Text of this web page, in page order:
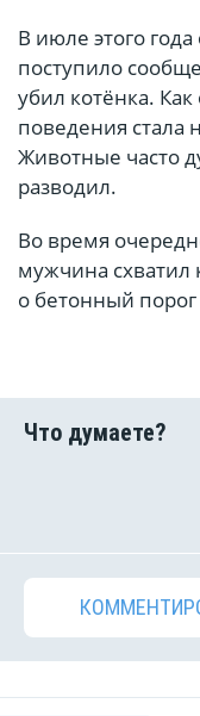
В июле этого
поступило
убил котёнка.
поведения
Животные часто
разводил.
Во время
мужчина схватил
о бетонный